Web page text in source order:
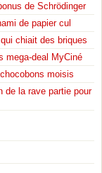
de Schrödinger
de papier cul
chiait des briques
mega-deal MyCiné
moisis
de la rave partie pour